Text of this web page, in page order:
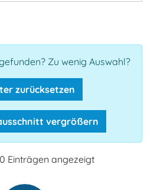
Zu wenig Auswahl?
zurücksetzen
vergrößern
Einträgen angezeigt